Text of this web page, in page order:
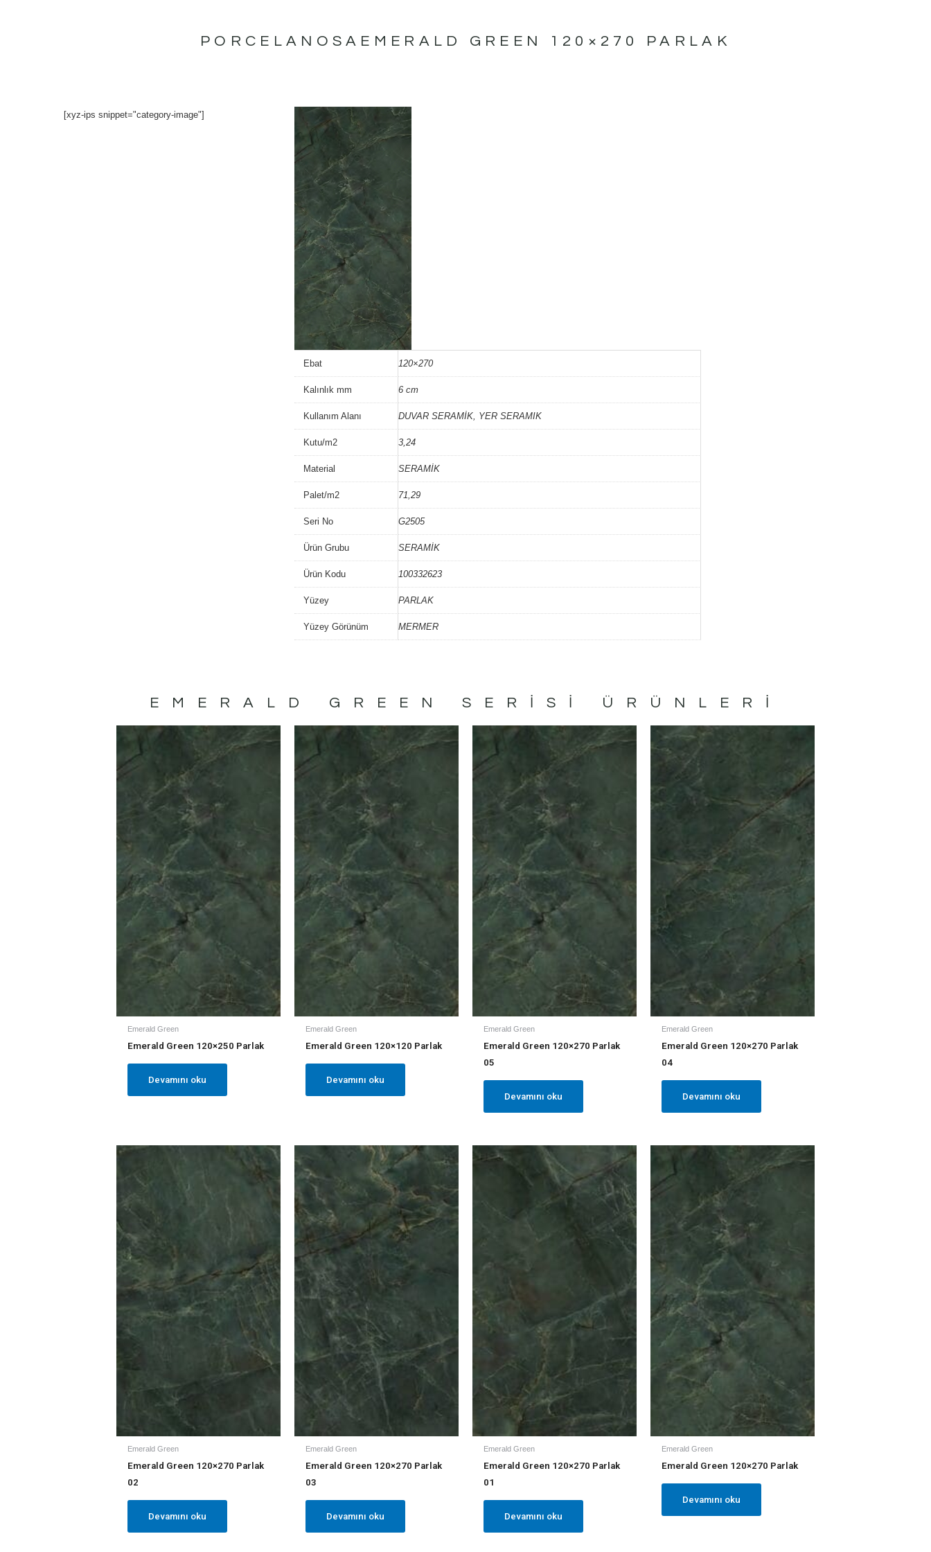
PORCELANOSA EMERALD GREEN 120×270 PARLAK
[xyz-ips snippet="category-image"]
Ebat 120×270
Kalınlık mm 6 cm
Kullanım Alanı DUVAR SERAMİK, YER SERAMIK
Kutu/m2 3,24
Material SERAMİK
Palet/m2 71,29
Seri No G2505
Ürün Grubu SERAMİK
Ürün Kodu 100332623
Yüzey PARLAK
Yüzey Görünüm MERMER
EMERALD GREEN SERISI ÜRÜNLERI
Emerald Green
Emerald Green 120×250 Parlak
Devamını oku
Emerald Green
Emerald Green 120×120 Parlak
Devamını oku
Emerald Green
Emerald Green 120×270 Parlak
05
Devamını oku
Emerald Green
Emerald Green 120×270 Parlak
04
Devamını oku
Emerald Green
Emerald Green 120×270 Parlak
02
Devamını oku
Emerald Green
Emerald Green 120×270 Parlak
03
Devamını oku
Emerald Green
Emerald Green 120×270 Parlak
01
Devamını oku
Emerald Green
Emerald Green 120×270 Parlak
Devamını oku